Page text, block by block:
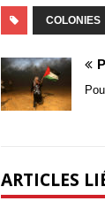
COLONIES
ARTICLES